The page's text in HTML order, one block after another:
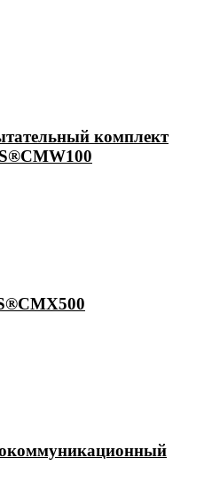
комплект